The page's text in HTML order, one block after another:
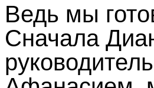
Ведь мы
Сначала